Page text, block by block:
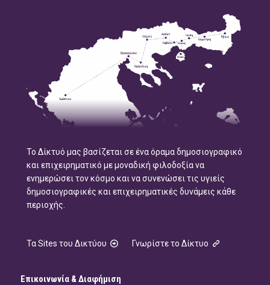
Το Δίκτυό μας βασίζεται σε ένα όραμα δημοσιογραφικό
και επιχειρηματικό με μοναδική φιλοδοξία να
ενημερώσει τον κόσμο και να συνενώσει τις υγιείς
δημοσιογραφικές και επιχειρηματικές δυνάμεις κάθε
περιοχής.
Τα Sites του Δικτύου Γνωρίστε το Δίκτυο
Επικοινωνία & Διαφήμιση